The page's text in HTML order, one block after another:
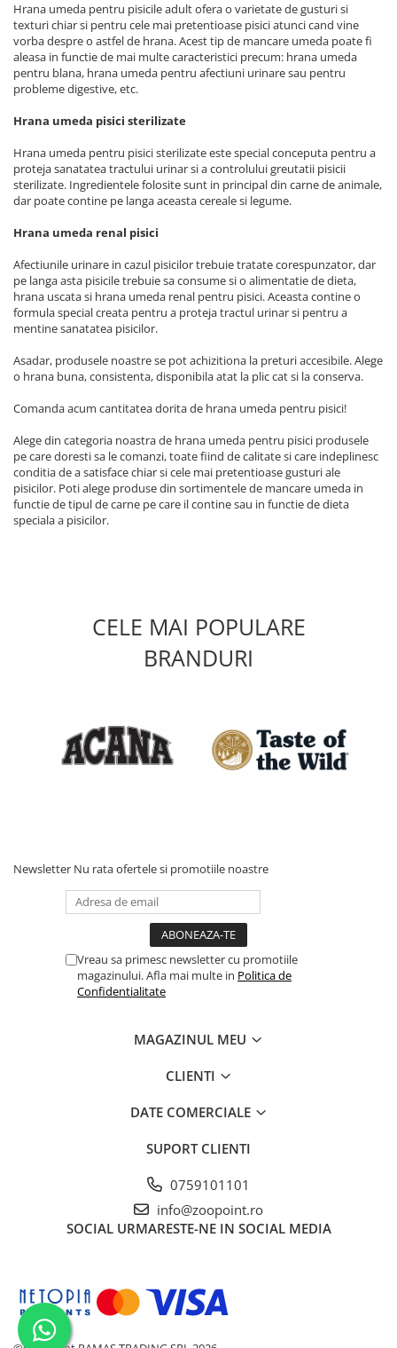
Hrana umeda pentru pisicile adult ofera o varietate de gusturi si
texturi chiar si pentru cele mai pretentioase pisici atunci cand vine
vorba despre o astfel de hrana. Acest tip de mancare umeda poate fi
aleasa in functie de mai multe caracteristici precum: hrana umeda
pentru blana, hrana umeda pentru afectiuni urinare sau pentru
probleme digestive, etc.
Hrana umeda pisici sterilizate
Hrana umeda pentru pisici sterilizate este special conceputa pentru a
proteja sanatatea tractului urinar si a controlului greutatii pisicii
sterilizate. Ingredientele folosite sunt in principal din carne de animale,
dar poate contine pe langa aceasta cereale si legume.
Hrana umeda renal pisici
Afectiunile urinare in cazul pisicilor trebuie tratate corespunzator, dar
pe langa asta pisicile trebuie sa consume si o alimentatie de dieta,
hrana uscata si hrana umeda renal pentru pisici. Aceasta contine o
formula special creata pentru a proteja tractul urinar si pentru a
mentine sanatatea pisicilor.
Asadar, produsele noastre se pot achizitiona la preturi accesibile. Alege
o hrana buna, consistenta, disponibila atat la plic cat si la conserva.
Comanda acum cantitatea dorita de hrana umeda pentru pisici!
Alege din categoria noastra de hrana umeda pentru pisici produsele
pe care doresti sa le comanzi, toate fiind de calitate si care indeplinesc
conditia de a satisface chiar si cele mai pretentioase gusturi ale
pisicilor. Poti alege produse din sortimentele de mancare umeda in
functie de tipul de carne pe care il contine sau in functie de dieta
speciala a pisicilor.
CELE MAI POPULARE
BRANDURI
Newsletter Nu rata ofertele si promotiile noastre
Vreau sa primesc newsletter cu promotiile
magazinului. Afla mai multe in Politica de
Confidentialitate
MAGAZINUL MEU
CLIENTI
DATE COMERCIALE
SUPORT CLIENTI
0759101101
info@zoopoint.ro
SOCIAL URMARESTE-NE IN SOCIAL MEDIA